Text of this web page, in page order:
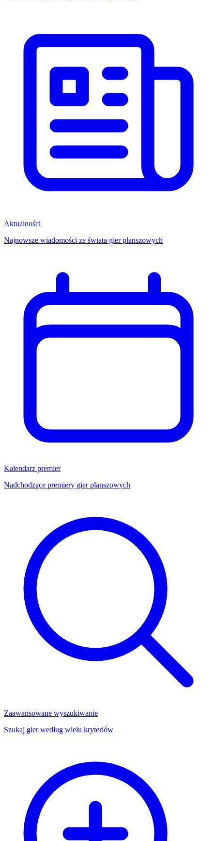
Aktualności
Najnowsze wiadomości ze świata gier planszowych
Kalendarz premier
Nadchodzące premiery gier planszowych
Zaawansowane wyszukiwanie
Szukaj gier według wielu kryteriów